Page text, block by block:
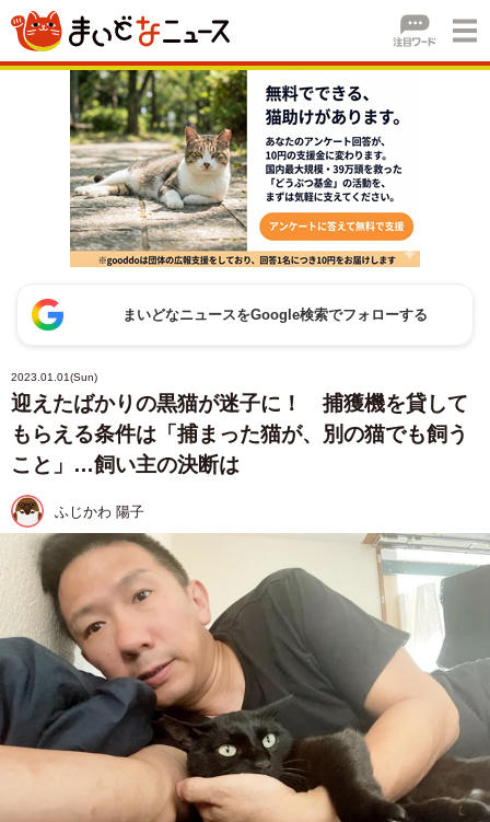
まいどなニュースをGoogle検索でフォローする
2023.01.01(Sun)
迎えたばかりの黒猫が迷子に！ 捕獲機を貸して
もらえる条件は「捕まった猫が、別の猫でも飼う
こと」…飼い主の決断は
ふじかわ 陽子